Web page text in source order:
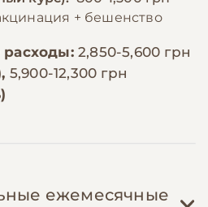
+ бешенство
2,850-5,600 грн
5,900-12,300 грн
ежемесячные